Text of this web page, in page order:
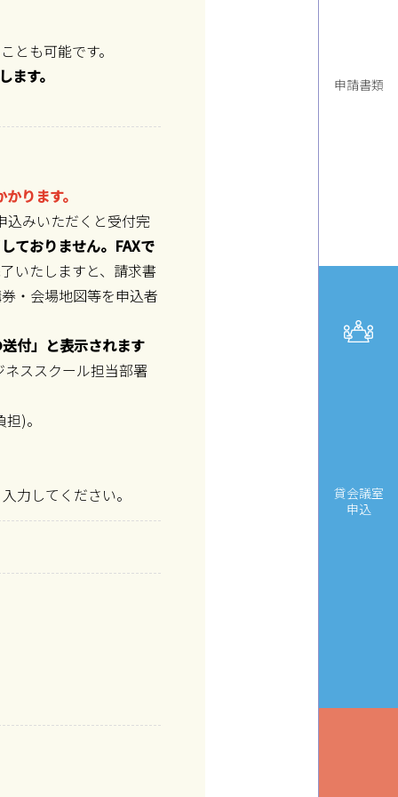
申請書類
貸会議室
申込
とも可能です。
す。
ります。
みいただくと受付完
ておりません。FAXで
いたしますと、請求書
・会場地図等を申込者
付」と表示されます
ススクール担当部署
)。
力してください。